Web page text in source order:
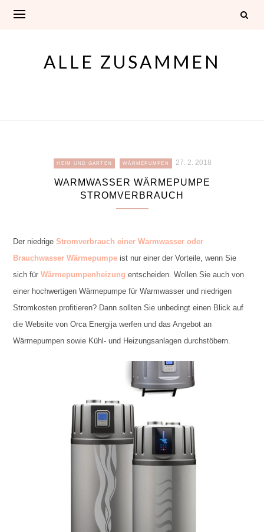
ALLE ZUSAMMEN
HEIM UND GARTEN WÄRMEPUMPEN 27. 2. 2018
WARMWASSER WÄRMEPUMPE
STROMVERBRAUCH
Der niedrige Stromverbrauch einer Warmwasser oder
Brauchwasser Wärmepumpeist nur einer der Vorteile, wenn Sie
sich für Wärmepumpenheizung entscheiden. Wollen Sie auch von
einer hochwertigen Wärmepumpe für Warmwasser und niedrigen
Stromkosten profitieren? Dann sollten Sie unbedingt einen Blick auf
die Website von Orca Energija werfen und das Angebot an
Wärmepumpen sowie Kühl- und Heizungsanlagen durchstöbern.